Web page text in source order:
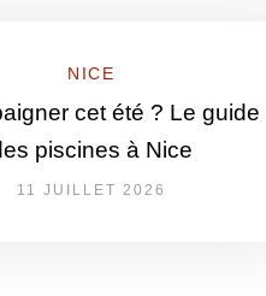
NICE
cet été ? Le guide
piscines à Nice
11 JUILLET 2026